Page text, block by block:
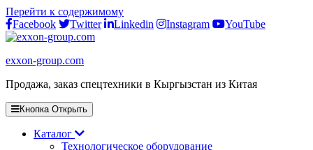
Перейти к содержимому
Facebook
Twitter Linkedin Instagram YouTube
exxon-group.com
Продажа, заказ спецтехники в Кыргызстан из Китая
Кнопка Открыть
Каталог
Технологическое оборудование